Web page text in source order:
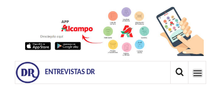
ENTREVISTAS DR